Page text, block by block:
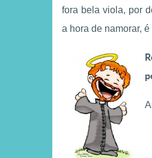
fora bela viola, por
a hora de namorar,